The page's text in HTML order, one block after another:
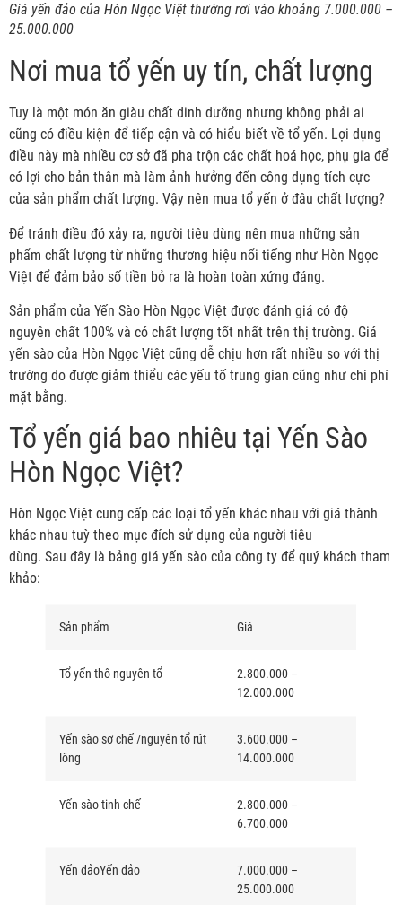
Giá yến đảo của Hòn Ngọc Việt thường rơi vào khoảng 7.000.000 –
25.000.000
Nơi mua tổ yến uy tín, chất lượng
Tuy là một món ăn giàu chất dinh dưỡng nhưng không phải ai
cũng có điều kiện để tiếp cận và có hiểu biết về tổ yến. Lợi dụng
điều này mà nhiều cơ sở đã pha trộn các chất hoá học, phụ gia để
có lợi cho bản thân mà làm ảnh hưởng đến công dụng tích cực
của sản phẩm chất lượng. Vậy nên mua tổ yến ở đâu chất lượng?
Để tránh điều đó xảy ra, người tiêu dùng nên mua những sản
phẩm chất lượng từ những thương hiệu nổi tiếng như Hòn Ngọc
Việt để đảm bảo số tiền bỏ ra là hoàn toàn xứng đáng.
Sản phẩm của Yến Sào Hòn Ngọc Việt được đánh giá có độ
nguyên chất 100% và có chất lượng tốt nhất trên thị trường. Giá
yến sào của Hòn Ngọc Việt cũng dễ chịu hơn rất nhiều so với thị
trường do được giảm thiểu các yếu tố trung gian cũng như chi phí
mặt bằng.
Tổ yến giá bao nhiêu tại Yến Sào
Hòn Ngọc Việt?
Hòn Ngọc Việt cung cấp các loại tổ yến khác nhau với giá thành
khác nhau tuỳ theo mục đích sử dụng của người tiêu
dùng. Sau đây là bảng giá yến sào của công ty để quý khách tham
khảo:
Sản phẩm Giá
Tổ yến thô nguyên tổ
2.800.000 –
12.000.000
Yến sào sơ chế /nguyên tổ rút
lông
3.600.000 –
14.000.000
Yến sào tinh chế
2.800.000 –
6.700.000
Yến đảoYến đảo
7.000.000 –
25.000.000